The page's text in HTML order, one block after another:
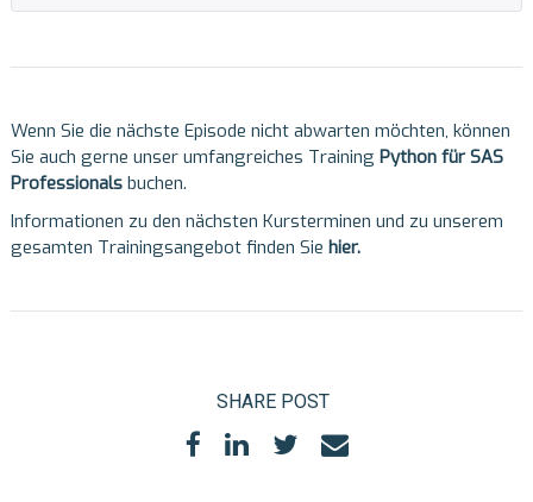
Wenn Sie die nächste Episode nicht abwarten möchten, können
Sie auch gerne unser umfangreiches Training Python für SAS
Professionals buchen.
Informationen zu den nächsten Kursterminen und zu unserem
gesamten Trainingsangebot finden Siehier.
SHARE POST